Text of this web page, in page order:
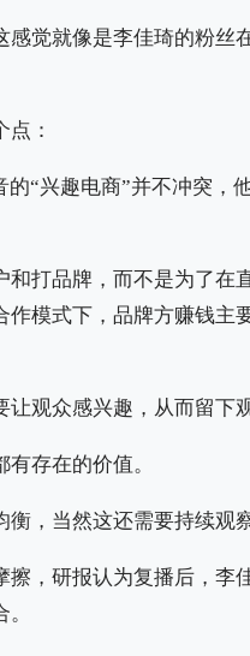
觉就像是李佳琦的粉丝
：
“兴趣电商”并不冲突，
打品牌，而不是为了在
模式下，品牌方赚钱主
观众感兴趣，从而留下
存在的价值。
衡，当然这还需要持续观
，研报认为复播后，李